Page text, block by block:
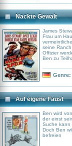
Nackte Gewalt
James
Frau um
seine
Offizier
Ben zu
Genre:
Auf eigene Faust
Ben wird
der einst
Suche kann
Doch Ben
befreien